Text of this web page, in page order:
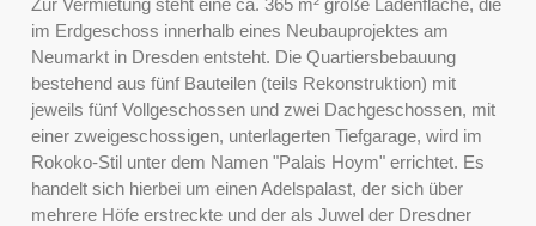
im Erdgeschoss innerhalb eines Neubauprojektes am
Neumarkt in Dresden entsteht. Die Quartiersbebauung
bestehend aus fünf Bauteilen (teils Rekonstruktion) mit
jeweils fünf Vollgeschossen und zwei Dachgeschossen, mit
einer zweigeschossigen, unterlagerten Tiefgarage, wird im
Rokoko-Stil unter dem Namen "Palais Hoym" errichtet. Es
handelt sich hierbei um einen Adelspalast, der sich über
mehrere Höfe erstreckte und der als Juwel der Dresdner